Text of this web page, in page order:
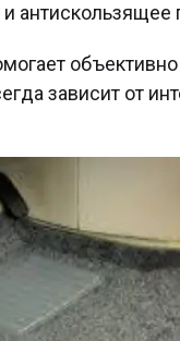
антискользящее
зависит от